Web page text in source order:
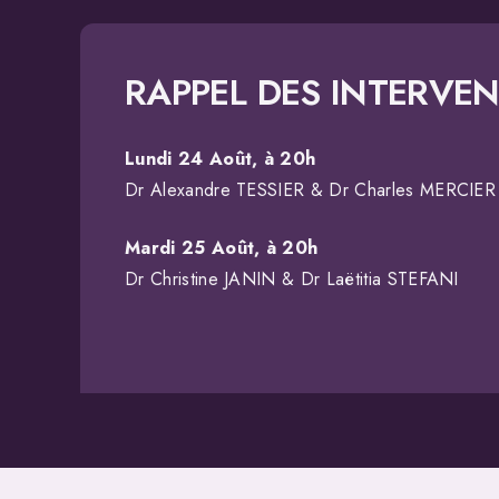
RAPPEL DES
Lundi 24 Août, à 20h
Dr Alexandre TESSIER & Dr Charles
Mardi 25 Août, à 20h
Dr Christine JANIN & Dr Laëtitia STEFANI